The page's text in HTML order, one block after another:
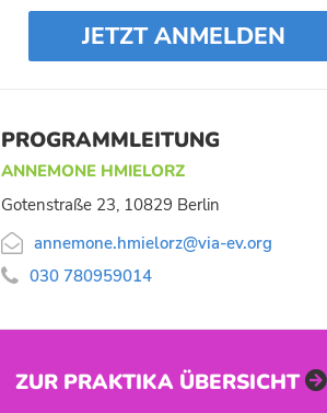
JETZT ANMELDEN
PROGRAMMLEITUNG
ANNEMONE HMIELORZ
Gotenstraße 23, 10829 Berlin
 annemone.hmielorz@via-ev.org
 030 780959014
ZUR PRAKTIKA ÜBERSICHT